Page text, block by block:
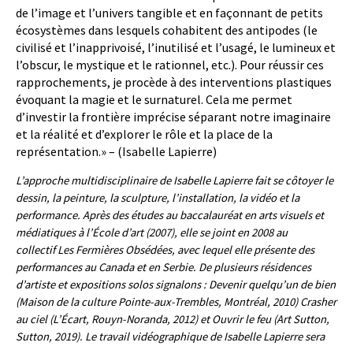
de l’image et l’univers tangible et en façonnant de petits
écosystèmes dans lesquels cohabitent des antipodes (le
civilisé et l’inapprivoisé, l’inutilisé et l’usagé, le lumineux et
l’obscur, le mystique et le rationnel, etc.). Pour réussir ces
rapprochements, je procède à des interventions plastiques
évoquant la magie et le surnaturel. Cela me permet
d’investir la frontière imprécise séparant notre imaginaire
et la réalité et d’explorer le rôle et la place de la
représentation.» – (Isabelle Lapierre)
L’approche multidisciplinaire de Isabelle Lapierre fait se côtoyer le
dessin, la peinture, la sculpture, l’installation, la vidéo et la
performance. Après des études au baccalauréat en arts visuels et
médiatiques à l’École d’art (2007), elle se joint en 2008 au
collectif Les Fermières Obsédées, avec lequel elle présente des
performances au Canada et en Serbie. De plusieurs résidences
d’artiste et expositions solos signalons : Devenir quelqu’un de bien
(Maison de la culture Pointe-aux-Trembles, Montréal, 2010) Crasher
au ciel (L’Écart, Rouyn-Noranda, 2012) et Ouvrir le feu (Art Sutton,
Sutton, 2019). Le travail vidéographique de Isabelle Lapierre sera